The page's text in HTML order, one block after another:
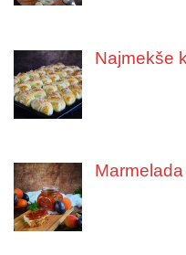
Najmekše